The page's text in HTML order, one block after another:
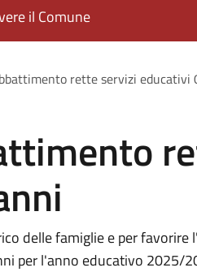
il Comune
rette servizi educativi
delle famiglie e per favorire
per l'anno educativo 2025/